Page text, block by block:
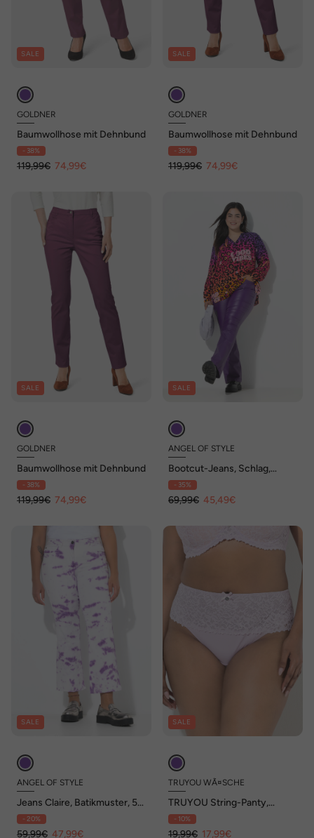
SALE
GOLDNER
Baumwollhose mit Dehnbund
- 38%
119,99€ 74,99€
SALE
GOLDNER
Baumwollhose mit Dehnbund
- 38%
119,99€ 74,99€
SALE
GOLDNER
Baumwollhose mit Dehnbund
- 38%
119,99€ 74,99€
SALE
ANGEL OF STYLE
Bootcut-Jeans, Schlag,
Coating, 5-Pocket
- 35%
69,99€ 45,49€
SALE
ANGEL OF STYLE
Jeans Claire, Batikmuster, 5-
Pocket
- 20%
59,99€ 47,99€
SALE
TRUYOU WÃ¤SCHE
TRUYOU String-Panty,
glitzernde Spitze, Mikrofaser
- 10%
19,99€ 17,99€